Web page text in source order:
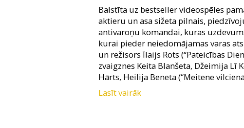
Balstīta uz bestseller videospēles
aktieru un asa sižeta pilnais,
antivaroņu komandai, kuras
kurai pieder neiedomājamas varas
un režisors Īlaijs Rots (“Pateicības
zvaigznes Keita Blanšeta, Džeimija Lī
Hārts, Heilija Beneta (“Meitene
Filma angļu valodā ar subtitriem
Lasīt vairāk